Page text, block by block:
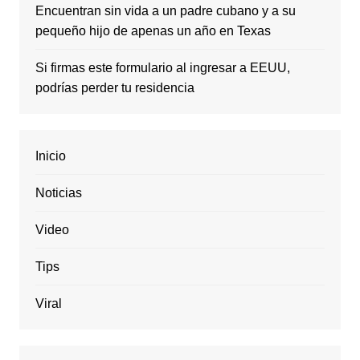
Encuentran sin vida a un padre cubano y a su
pequeño hijo de apenas un año en Texas
Si firmas este formulario al ingresar a EEUU,
podrías perder tu residencia
Inicio
Noticias
Video
Tips
Viral